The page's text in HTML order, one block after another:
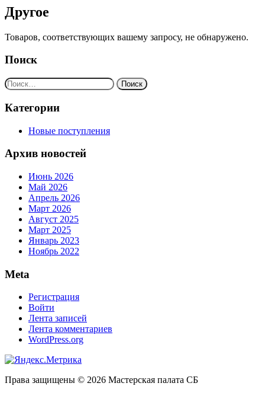
Другое
Товаров, соответствующих вашему запросу, не обнаружено.
Поиск
Найти:
Категории
Новые поступления
Архив новостей
Июнь 2026
Май 2026
Апрель 2026
Март 2026
Август 2025
Март 2025
Январь 2023
Ноябрь 2022
Meta
Регистрация
Войти
Лента записей
Лента комментариев
WordPress.org
Права защищены © 2026 Мастерская палата СБ